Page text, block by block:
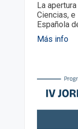
La
Ciencias,
Española
Más info